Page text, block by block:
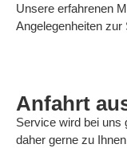
Unsere erfahrenen
Angelegenheiten
Anfahrt
Service wird bei uns
daher gerne zu